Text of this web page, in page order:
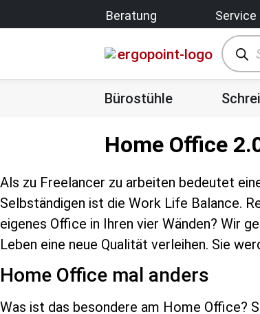
Beratung Service
Bürostühle
Home Office
Als zu Freelancer zu arbeiten bedeutet
Selbständigen ist die Work Life Balance.
eigenes Office in Ihren vier Wänden? Wir
Leben eine neue Qualität verleihen. Sie
Home Office mal anders
Was ist das besondere am Home Office?